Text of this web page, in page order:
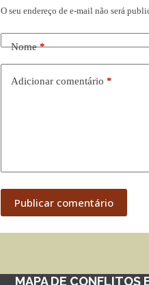
O seu endereço de e-mail não será
Nome*
Adicionar comentário *
Publicar comentário
MAPA DE CONFLITOS